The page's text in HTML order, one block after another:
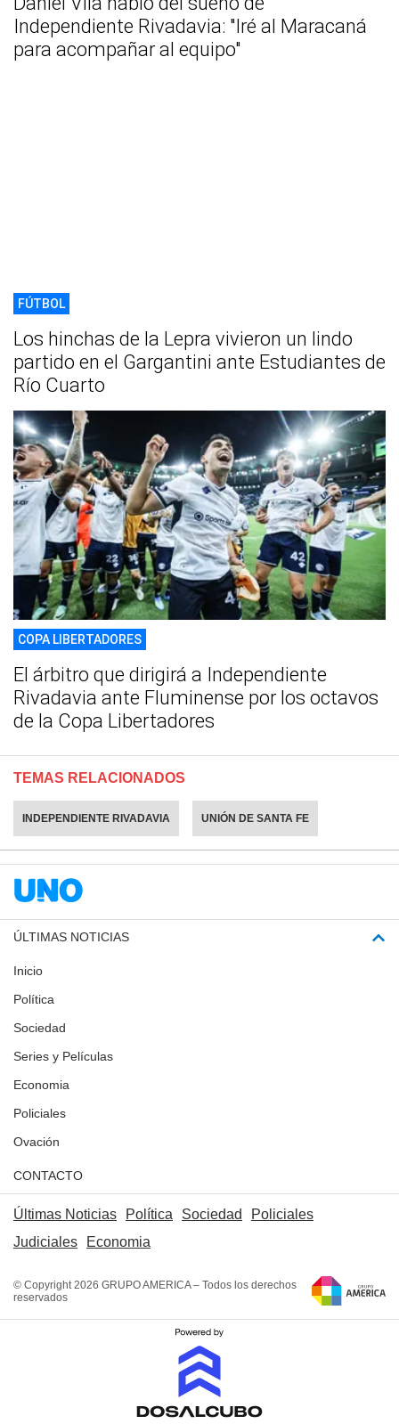
Independiente Rivadavia: "Iré al Maracaná
para acompañar al equipo"
FÚTBOL
Los hinchas de la Lepra vivieron un lindo
partido en el Gargantini ante Estudiantes de
Río Cuarto
COPA LIBERTADORES
El árbitro que dirigirá a Independiente
Rivadavia ante Fluminense por los octavos
de la Copa Libertadores
TEMAS RELACIONADOS
INDEPENDIENTE RIVADAVIA UNIÓN DE SANTA FE
ÚLTIMAS NOTICIAS
Inicio
Política
Sociedad
Series y Películas
Economia
Policiales
Ovación
CONTACTO
Últimas Noticias Política Sociedad
Policiales
Judiciales
Economia
© Copyright 2026 GRUPO AMERICA – Todos los derechos
reservados